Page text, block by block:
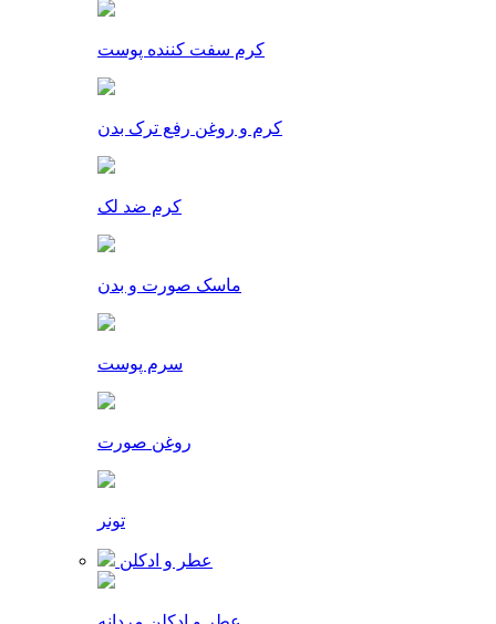
کرم سفت کننده پوست
کرم و روغن رفع ترک بدن
کرم ضد لک
ماسک صورت و بدن
سرم پوست
روغن صورت
تونر
عطر و ادکلن